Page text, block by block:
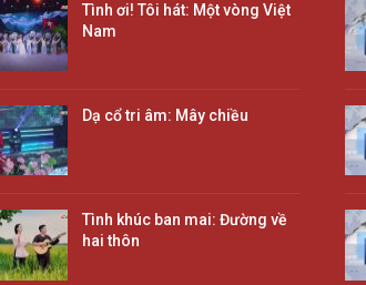
Tình ơi! Tôi hát: Một vòng Việt
Nam
Dạ cổ tri âm: Mây chiều
Tình khúc ban mai: Đường về
hai thôn